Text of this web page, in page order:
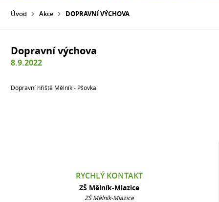
Úvod Akce DOPRAVNÍ VÝCHOVA
Dopravní výchova
8.9.2022
Dopravní hřiště Mělník - Pšovka
RYCHLÝ KONTAKT
ZŠ Mělník-Mlazice
ZŠ Mělník-Mlazice